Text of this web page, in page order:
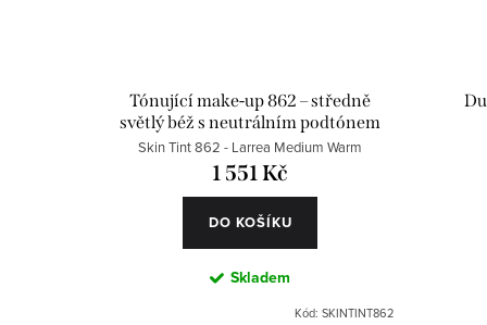
Tónující make-up 862 – středně
světlý béž s neutrálním podtónem
Skin Tint 862 - Larrea Medium Warm
1 551 Kč
DO KOŠÍKU
Skladem
Kód: SKINTINT862